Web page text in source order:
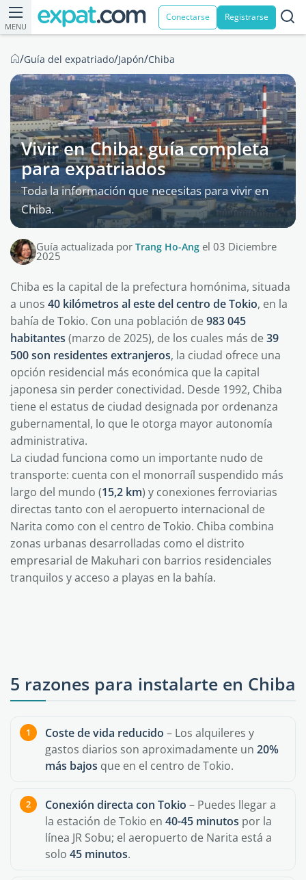
MENU
Conectarse Registrarse
/Guía del expatriado/Japón/Chiba
Vivir en Chiba: guía completa
para expatriados
Toda la información que necesitas para vivir en
Chiba.
Guía actualizada por Trang Ho-Ang el 03 Diciembre
2025
Chiba es la capital de la prefectura homónima, situada
a unos 40 kilómetros al este del centro de Tokio, en la
bahía de Tokio. Con una población de983 045
habitantes (marzo de 2025), de los cuales más de39
500 son residentes extranjeros, la ciudad ofrece una
opción residencial más económica que la capital
japonesa sin perder conectividad. Desde 1992, Chiba
tiene el estatus de ciudad designada por ordenanza
gubernamental, lo que le otorga mayor autonomía
administrativa.
La ciudad funciona como un importante nudo de
transporte: cuenta con el monorraíl suspendido más
largo del mundo (15,2 km) y conexiones ferroviarias
directas tanto con el aeropuerto internacional de
Narita como con el centro de Tokio. Chiba combina
zonas urbanas desarrolladas como el distrito
empresarial de Makuhari con barrios residenciales
tranquilos y acceso a playas en la bahía.
5 razones para instalarte en Chiba
Coste de vida reducido – Los alquileres y
gastos diarios son aproximadamente un 20%
más bajos que en el centro de Tokio.
Conexión directa con Tokio – Puedes llegar a
la estación de Tokio en 40-45 minutos por la
línea JR Sobu; el aeropuerto de Narita está a
solo 45 minutos.